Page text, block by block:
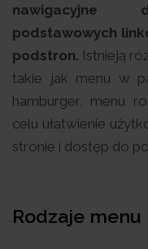
nawigacyjne
podstawowych
podstron. Istnieją
takie jak menu w
hamburger, menu
celu ułatwienie
stronie i dostęp do
Rodzaje